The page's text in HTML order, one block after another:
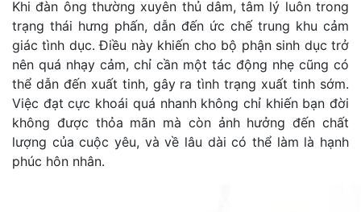
Khi đàn ông thường xuyên thủ dâm, tâm lý luôn trong
trạng thái hưng phấn, dẫn đến ức chế trung khu cảm
giác tình dục. Điều này khiến cho bộ phận sinh dục trở
nên quá nhạy cảm, chỉ cần một tác động nhẹ cũng có
thể dẫn đến xuất tinh, gây ra tình trạng xuất tinh sớm.
Việc đạt cực khoái quá nhanh không chỉ khiến bạn đời
không được thỏa mãn mà còn ảnh hưởng đến chất
lượng của cuộc yêu, và về lâu dài có thể làm là hạnh
phúc hôn nhân.